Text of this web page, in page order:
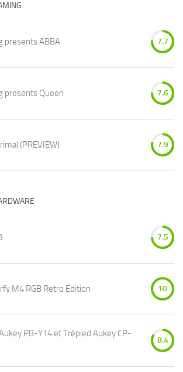
presents ABBA 7.7
presents Queen 7.6
(PREVIEW) 7.9
7.5
M4 RGB Retro Edition 10
PB-Y14 et Trépied Aukey CP-
8.4